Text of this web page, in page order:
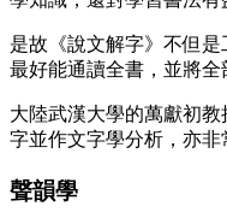
是故《說文解字》不但是
最好能通讀全書，並將全
大陸武漢大學的萬獻初
字並作文字學分析，亦非
聲韻學